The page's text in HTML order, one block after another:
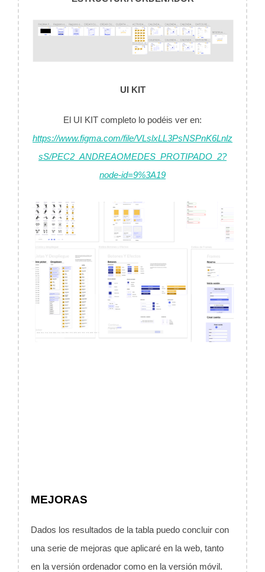
UI KIT
El UI KIT completo lo podéis ver en:
https://www.figma.com/file/VLslxLL3PsNSPnK6Lnlz
sS/PEC2_ANDREAOMEDES_PROTIPADO_2?
node-id=9%3A19
MEJORAS
Dados los resultados de la tabla puedo concluir con
una serie de mejoras que aplicaré en la web, tanto
en la versión ordenador como en la versión móvil.